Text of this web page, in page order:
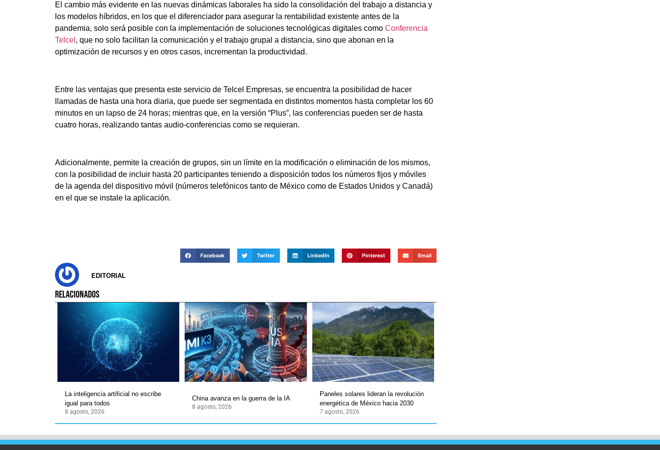
El cambio más evidente en las nuevas dinámicas laborales ha sido la consolidación del trabajo a distancia y
los modelos híbridos, en los que el diferenciador para asegurar la rentabilidad existente antes de la
pandemia, solo será posible con la implementación de soluciones tecnológicas digitales como Conferencia
Telcel , que no solo facilitan la comunicación y el trabajo grupal a distancia, sino que abonan en la
optimización de recursos y en otros casos, incrementan la productividad.
Entre las ventajas que presenta este servicio de Telcel Empresas, se encuentra la posibilidad de hacer
llamadas de hasta una hora diaria, que puede ser segmentada en distintos momentos hasta completar los 60
minutos en un lapso de 24 horas; mientras que, en la versión “Plus”, las conferencias pueden ser de hasta
cuatro horas, realizando tantas audio-conferencias como se requieran.
Adicionalmente, permite la creación de grupos, sin un límite en la modificación o eliminación de los mismos,
con la posibilidad de incluir hasta 20 participantes teniendo a disposición todos los números fijos y móviles
de la agenda del dispositivo móvil (números telefónicos tanto de México como de Estados Unidos y Canadá)
en el que se instale la aplicación.
Facebook Twitter LinkedIn Pinterest Email
EDITORIAL
RELACIONADOS
La inteligencia artificial no escribe
igual para todos
8 agosto, 2026
China avanza en la guerra de la IA
8 agosto, 2026
Paneles solares lideran la revolución
energética de México hacia 2030
7 agosto, 2026